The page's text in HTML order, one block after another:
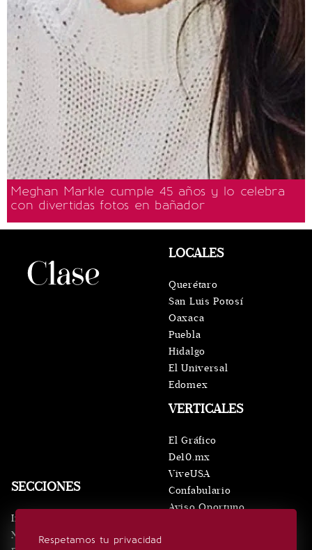
Meghan Markle cumple 45 años y lo celebra
con divertidas fotos en bañador
Respetamos tu privacidad
SECCIONES
Inicio
Noticias
VERTICALES
El Gráfico
De10.mx
ViveUSA
Confabulario
Aviso Oportuno
LOCALES
Querétaro
San Luis Potosí
Oaxaca
Puebla
Hidalgo
El Universal
Edomex